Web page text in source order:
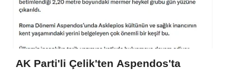
AK Parti'li Çelik'ten Aspendos'ta